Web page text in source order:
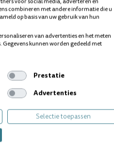
combineren met andere informatie die u
op basis van uw gebruik van hun
van advertenties en het meten
kunnen worden gedeeld met
Prestatie
Advertenties
Selectie toepassen